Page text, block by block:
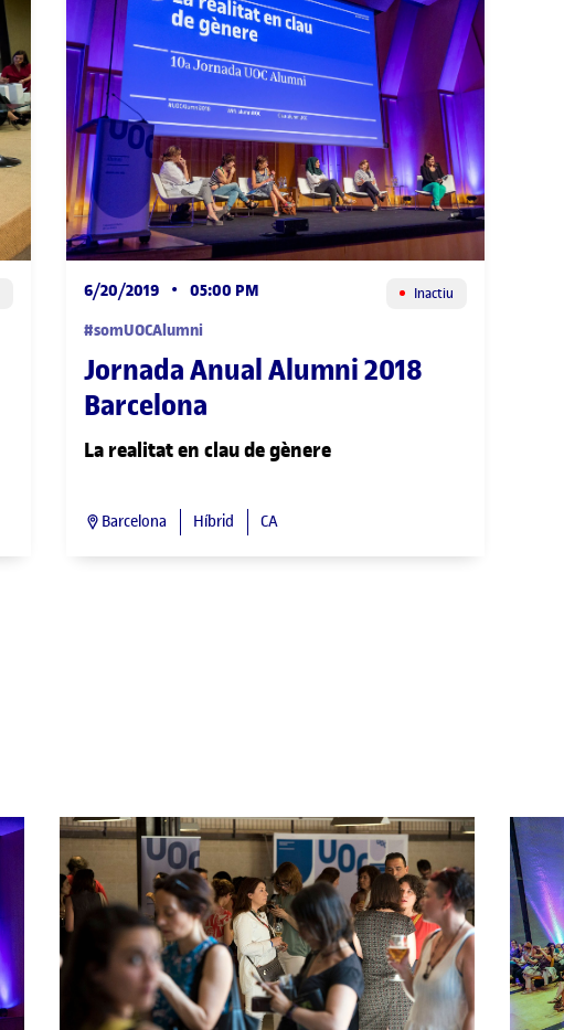
6/20/2019 • 05:00 PM Inactiu
#somUOCAlumni
Jornada Anual Alumni 2018
Barcelona
La realitat en clau de gènere
Barcelona Híbrid CA